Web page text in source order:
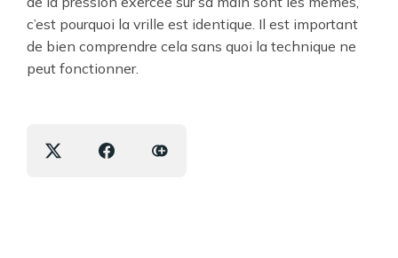
c’est pourquoi la vrille est identique. Il est important
de bien comprendre cela sans quoi la technique ne
peut fonctionner.